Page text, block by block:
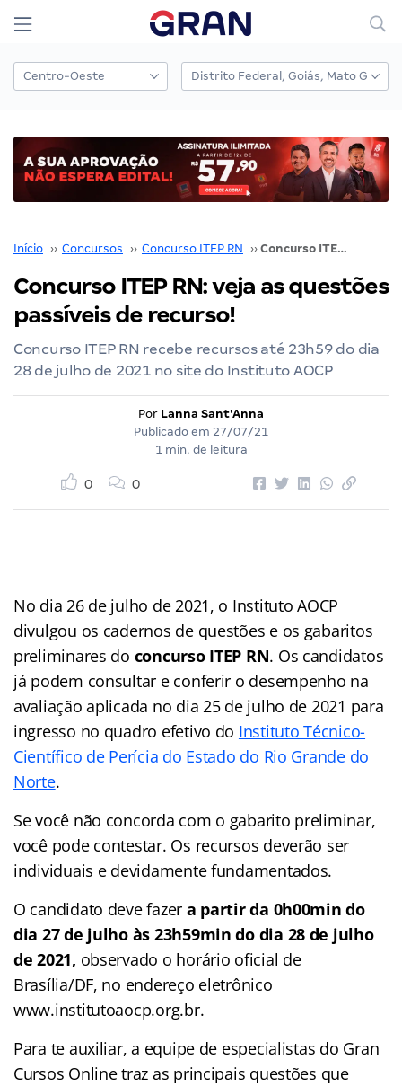
Início ›› Concursos ›› Concurso ITEP RN ›› Concurso ITEP RN: veja as questões passíveis de recurso!
Concurso ITEP RN: veja as questões
passíveis de recurso!
Concurso ITEP RN recebe recursos até 23h59 do dia
28 de julho de 2021 no site do Instituto AOCP
Por Lanna Sant'Anna
Publicado em 27/07/21
1 min. de leitura
0 0
No dia 26 de julho de 2021, o Instituto AOCP
divulgou os cadernos de questões e os gabaritos
preliminares do concurso ITEP RN. Os candidatos
já podem consultar e conferir o desempenho na
avaliação aplicada no dia 25 de julho de 2021 para
ingresso no quadro efetivo do Instituto Técnico-
Científico de Perícia do Estado do Rio Grande do
Norte.
Se você não concorda com o gabarito preliminar,
você pode contestar. Os recursos deverão ser
individuais e devidamente fundamentados.
O candidato deve fazer a partir da 0h00min do
dia 27 de julho às 23h59min do dia 28 de julho
de 2021, observado o horário oficial de
Brasília/DF, no endereço eletrônico
www.institutoaocp.org.br.
Para te auxiliar, a equipe de especialistas do Gran
Cursos Online traz as principais questões que